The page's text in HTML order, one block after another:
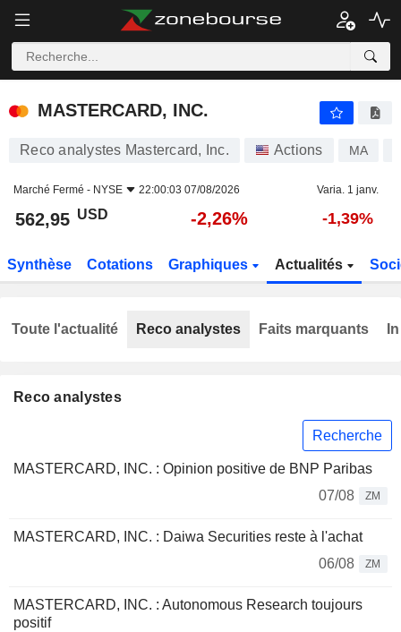
MASTERCARD, INC.
MASTERCARD, INC.
Reco analystes Mastercard, Inc. Actions MA
Marché Fermé - NYSE 22:00:03 07/08/2026 Varia. 1 janv.
562,95 USD -2,26% -1,39%
Synthèse Cotations Graphiques Actualités
Reco analystes
Recherche
MASTERCARD, INC. : Opinion positive de BNP Paribas
07/08
ZM
MASTERCARD, INC. : Daiwa Securities reste à l'achat
06/08
ZM
MASTERCARD, INC. : Autonomous Research toujours
positif
Toute l'actualité Reco analystes Faits marquants